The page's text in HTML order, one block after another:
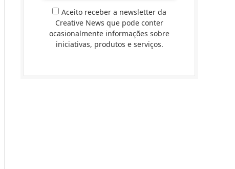
Aceito receber a newsletter da
Creative News que pode conter
ocasionalmente informações sobre
iniciativas, produtos e serviços.